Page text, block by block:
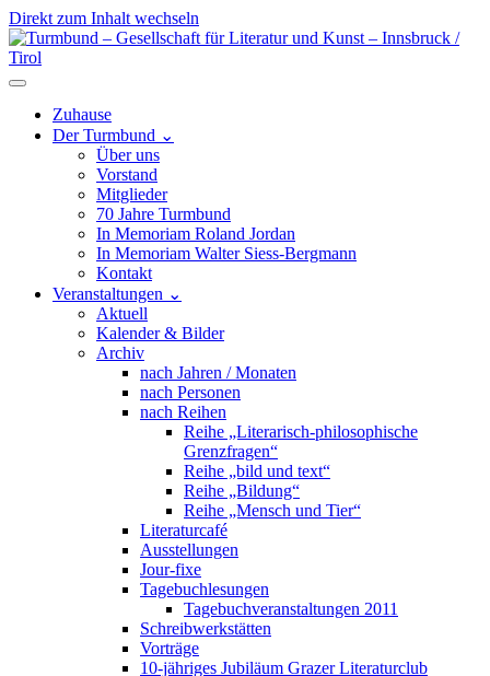
Direkt zum Inhalt wechseln
Hauptnavigation
Zuhause
Der Turmbund ⌄
Über uns
Vorstand
Mitglieder
70 Jahre Turmbund
In Memoriam Roland Jordan
In Memoriam Walter Siess-Bergmann
Kontakt
Veranstaltungen ⌄
Aktuell
Kalender & Bilder
Archiv
nach Jahren / Monaten
nach Personen
nach Reihen
Reihe „Literarisch-philosophische
Grenzfragen“
Reihe „bild und text“
Reihe „Bildung“
Reihe „Mensch und Tier“
Literaturcafé
Ausstellungen
Jour-fixe
Tagebuchlesungen
Tagebuchveranstaltungen 2011
Schreibwerkstätten
Vorträge
10-jähriges Jubiläum Grazer Literaturclub